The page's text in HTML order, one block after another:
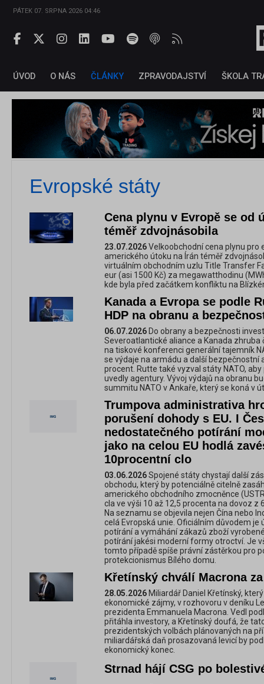
PÁTEK 07. SRPNA 2026 04:46
ÚVOD O NÁS ČLÁNKY ZPRAVODAJSTVÍ ŠKOLA
Evropské státy
Cena plynu v Evropě se od
téměř zdvojnásobila
23.07.2026Velkoobchodní cena plynu pro
amerického útoku na Írán téměř
virtuálním obchodním uzlu Title Transfer
eur (asi 1500 Kč) za megawatthodinu
kde byla před začátkem konfliktu na
Kanada a Evropa se podle
HDP na obranu a
06.07.2026 Do obrany a bezpečnosti
Severoatlantické aliance a Kanada zhruba
na tiskové konferenci generální tajemník
se výdaje na armádu a další bezpečnostní
procent. Rutte také vyzval státy NATO,
uvedly agentury. Vývoj výdajů na obranu
summitu NATO v Ankaře, který se koná v
Trumpova administrativa
porušení dohody s EU. I
nedostatečného potírání
jako na celou EU hodlá
10procentní clo
03.06.2026Spojené státy chystají další
obchodu, který by potenciálně citelně
amerického obchodního zmocněnce
cla ve výši 10 až 12,5 procenta na dovoz z
Na seznamu se objevila nejen Čína nebo
celá Evropská unie. Oficiálním důvodem
potírání a vymáhání zákazů zboží
potírání jakési moderní formy otroctví. Je
tomto případě spíše právní zástěrkou pro
protekcionismus Bílého domu.
Křetínský chválí Macrona
28.05.2026 Miliardář Daniel Křetínský,
ekonomické zájmy, v rozhovoru v deníku
prezidenta Emmanuela Macrona. Vedl
přitáhla investory, a Křetínský doufá, že
prezidentských volbách plánovaných na
miliardářská daň prosazovaná levicí by
ekonomický konec.
Strnad hájí CSG po